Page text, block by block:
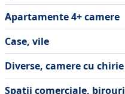
Apartamente 4+ camere
Case, vile
Diverse, camere cu chirie
Spatii comerciale, birouri